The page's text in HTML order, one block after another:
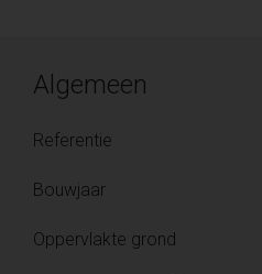
Algemeen
Referentie
Bouwjaar
Oppervlakte grond